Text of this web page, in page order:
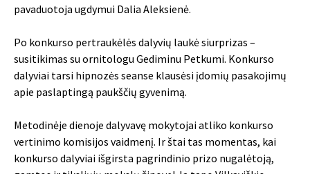
pavaduotoja ugdymui Dalia Aleksienė.
Po konkurso pertraukėlės dalyvių laukė siurprizas –
susitikimas su ornitologu Gediminu Petkumi. Konkurso
dalyviai tarsi hipnozės seanse klausėsi įdomių pasakojimų
apie paslaptingą paukščių gyvenimą.
Metodinėje dienoje dalyvavę mokytojai atliko konkurso
vertinimo komisijos vaidmenį. Ir štai tas momentas, kai
konkurso dalyviai išgirsta pagrindinio prizo nugalėtoją,